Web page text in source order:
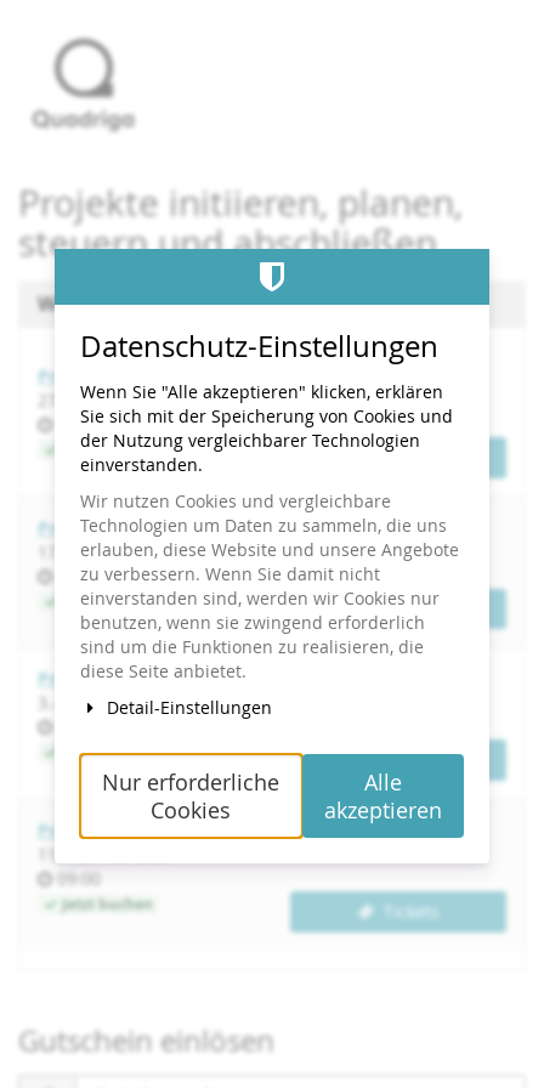
Haupt-
springen
Projekte initiieren, planen,
steuern und abschließen
Wählen Sie einen Termin aus
Projekte initiieren, planen, steuern und abschließen
bis
28. August 2026
Uhrzeit
09:00
Jetzt buchen Tickets
Projekte initiieren, planen, steuern und abschließen
bis
18. November 2026
Uhrzeit
09:00
Jetzt buchen Tickets
Projekte initiieren, planen, steuern und abschließen
4. Februar 2027
Jetzt buchen Tickets
Projekte initiieren, planen, steuern und abschließen
Uhrzeit
Jetzt buchen Tickets
Gutschein einlösen
Datenschutz-Einstellungen
Wenn Sie "Alle akzeptieren" klicken, erklären
Sie sich mit der Speicherung von Cookies und
der Nutzung vergleichbarer Technologien
einverstanden.
Wir nutzen Cookies und vergleichbare
Technologien um Daten zu sammeln, die uns
erlauben, diese Website und unsere Angebote
zu verbessern. Wenn Sie damit nicht
einverstanden sind, werden wir Cookies nur
benutzen, wenn sie zwingend erforderlich
sind um die Funktionen zu realisieren, die
diese Seite anbietet.
Detail-Einstellungen
Nur erforderliche
Cookies
Alle
akzeptieren